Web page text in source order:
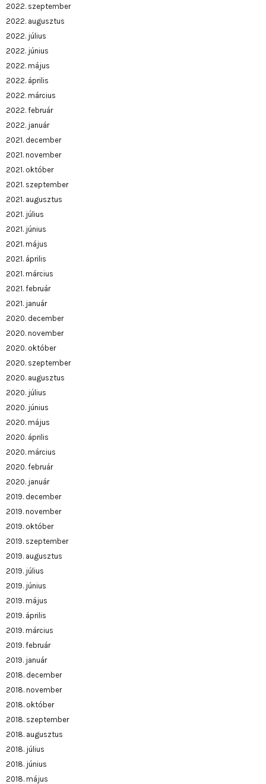
2022. szeptember
2022. augusztus
2022. július
2022. június
2022. május
2022. április
2022. március
2022. február
2022. január
2021. december
2021. november
2021. október
2021. szeptember
2021. augusztus
2021. július
2021. június
2021. május
2021. április
2021. március
2021. február
2021. január
2020. december
2020. november
2020. október
2020. szeptember
2020. augusztus
2020. július
2020. június
2020. május
2020. április
2020. március
2020. február
2020. január
2019. december
2019. november
2019. október
2019. szeptember
2019. augusztus
2019. július
2019. június
2019. május
2019. április
2019. március
2019. február
2019. január
2018. december
2018. november
2018. október
2018. szeptember
2018. augusztus
2018. július
2018. június
2018. május